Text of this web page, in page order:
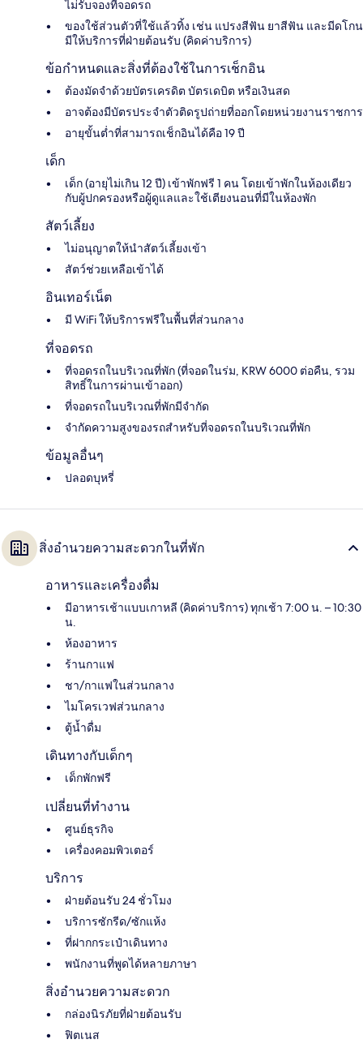
ไม่รับจองที่จอดรถ
ของใช้ส่วนตัวที่ใช้แล้วทิ้ง เช่น แปรงสีฟัน ยาสีฟัน และมีดโกน
มีให้บริการที่ฝ่ายต้อนรับ (คิดค่าบริการ)
ข้อกำหนดและสิ่งที่ต้องใช้ในการเช็กอิน
ต้องมัดจำด้วยบัตรเครดิต บัตรเดบิต หรือเงินสด
อาจต้องมีบัตรประจำตัวติดรูปถ่ายที่ออกโดยหน่วยงานราชการ
อายุขั้นต่ำที่สามารถเช็กอินได้คือ 19 ปี
เด็ก
เด็ก (อายุไม่เกิน 12 ปี) เข้าพักฟรี 1 คน โดยเข้าพักในห้องเดียว
กับผู้ปกครองหรือผู้ดูแลและใช้เตียงนอนที่มีในห้องพัก
สัตว์เลี้ยง
ไม่อนุญาตให้นำสัตว์เลี้ยงเข้า
สัตว์ช่วยเหลือเข้าได้
อินเทอร์เน็ต
มี WiFi ให้บริการฟรีในพื้นที่ส่วนกลาง
ที่จอดรถ
ที่จอดรถในบริเวณที่พัก (ที่จอดในร่ม, KRW 6000 ต่อคืน, รวม
สิทธิ์ในการผ่านเข้าออก)
ที่จอดรถในบริเวณที่พักมีจำกัด
จำกัดความสูงของรถสำหรับที่จอดรถในบริเวณที่พัก
ข้อมูลอื่นๆ
ปลอดบุหรี่
สิ่งอำนวยความสะดวกในที่พัก
อาหารและเครื่องดื่ม
มีอาหารเช้าแบบเกาหลี (คิดค่าบริการ) ทุกเช้า 7:00 น. – 10:30
น.
ห้องอาหาร
ร้านกาแฟ
ชา/กาแฟในส่วนกลาง
ไมโครเวฟส่วนกลาง
ตู้น้ำดื่ม
เดินทางกับเด็กๆ
เด็กพักฟรี
เปลี่ยนที่ทำงาน
ศูนย์ธุรกิจ
เครื่องคอมพิวเตอร์
บริการ
ฝ่ายต้อนรับ 24 ชั่วโมง
บริการซักรีด/ซักแห้ง
ที่ฝากกระเป๋าเดินทาง
พนักงานที่พูดได้หลายภาษา
สิ่งอำนวยความสะดวก
กล่องนิรภัยที่ฝ่ายต้อนรับ
ฟิตเนส